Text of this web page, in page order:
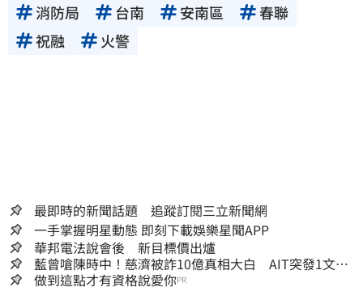
消防局 台南 安南區
春聯
祝融
火警
最即時的新聞話題 追蹤訂閱三立新聞網
一手掌握明星動態 即刻下載娛樂星聞APP
華邦電法說會後 新目標價出爐
藍曾嗆陳時中！慈濟被詐10億真相大白 AIT突發1文酸
爆…他笑：真的很會
做到這點才有資格說愛你PR